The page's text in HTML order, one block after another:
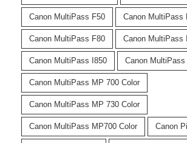
Canon MultiPass F50 Canon MultiPass
Canon MultiPass F80 Canon MultiPass
Canon MultiPass I850 Canon MultiPass
Canon MultiPass MP 700 Color
Canon MultiPass MP 730 Color
Canon MultiPass MP700 Color Canon